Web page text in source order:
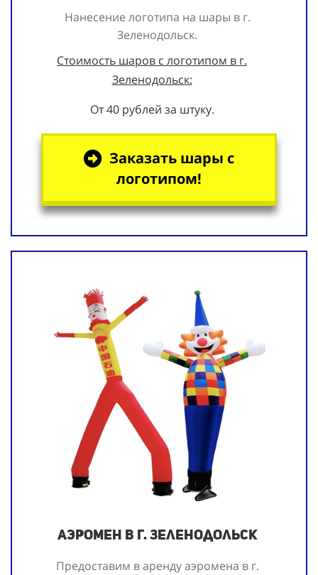
Нанесение логотипа на шары в г.
Зеленодольск.
Стоимость шаров с логотипом в г.
Зеленодольск:
От 40 рублей за штуку.
Заказать шары с
логотипом!
Аэромен в г. Зеленодольск
Предоставим в аренду аэромена в г.